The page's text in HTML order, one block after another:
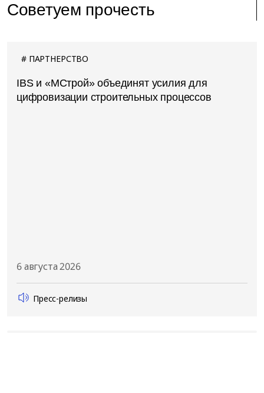
Советуем прочесть
ПАРТНЕРСТВО
IBS и «МСтрой» объединят усилия для
цифровизации строительных процессов
6 августа 2026
Пресс-релизы